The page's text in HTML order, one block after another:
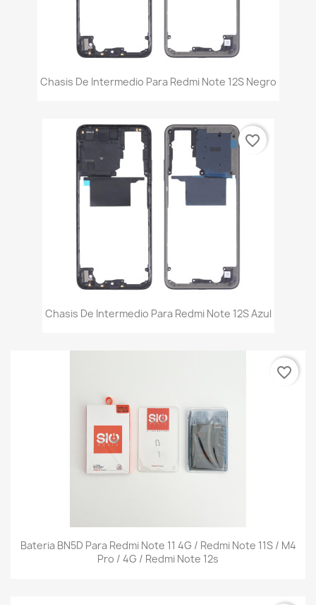
Chasis De Intermedio Para Redmi Note 12S Negro
Chasis De Intermedio Para Redmi Note 12S Azul
favorite_border
Bateria BN5D Para Redmi Note 11 4G / Redmi Note 11S / M4
Pro / 4G / Redmi Note 12s
favorite_border